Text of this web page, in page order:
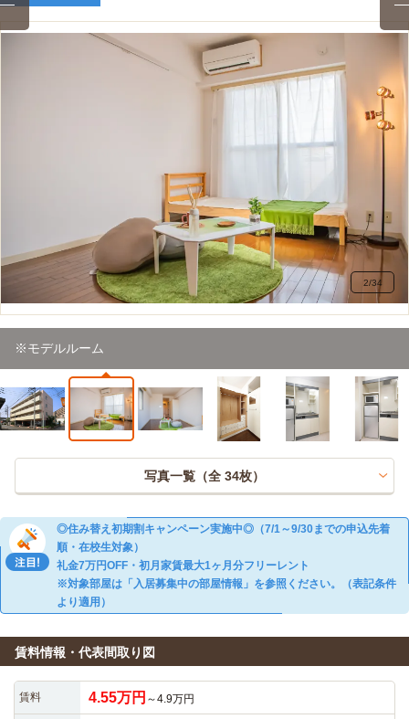
※モデルルーム
2/34
写真一覧（全 34枚）
◎住み替え初期割キャンペーン実施中◎（7/1～9/30までの申込先着
順・在校生対象）
礼金7万円OFF・初月家賃最大1ヶ月分フリーレント
※対象部屋は「入居募集中の部屋情報」を参照ください。（表記条件
より適用）
賃料情報・代表間取り図
賃料 4.55万円 ～4.9万円